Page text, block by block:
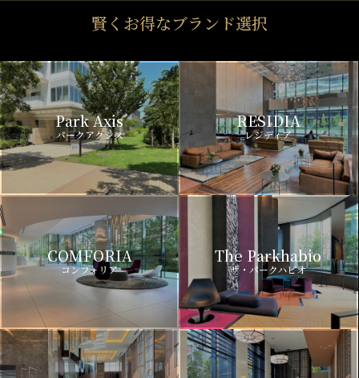
賢くお得なブランド選択
Park Axis
パークアクシス
RESIDIA
レジディア
COMFORIA
コンフォリア
The Parkhabio
ザ・パークハビオ